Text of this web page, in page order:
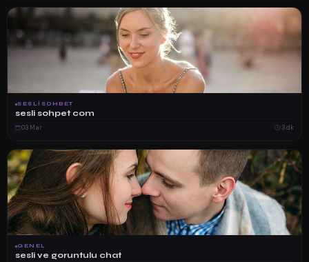
SESLISOHBET
sesli sohpet com
03 Mar 3 dk
GENEL
sesli ve goruntulu chat